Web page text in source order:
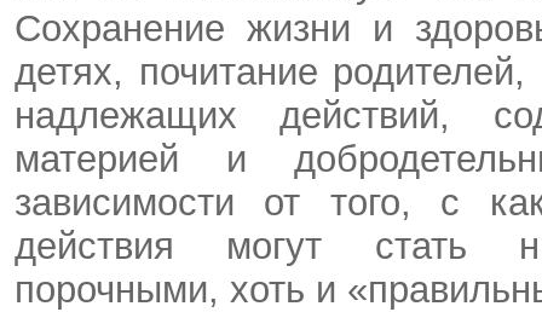
Сохранение жизни и
детях, почитание
надлежащих действий,
материей и
зависимости от того, с
действия могут стать
порочными, хоть и